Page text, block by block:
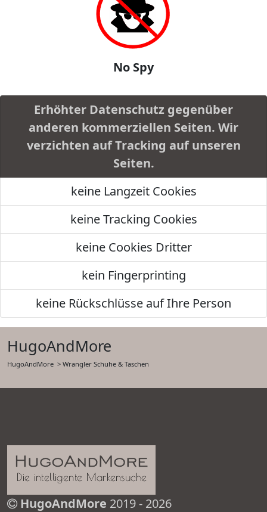
No Spy
Erhöhter Datenschutz gegenüber
anderen kommerziellen Seiten. Wir
verzichten auf Tracking auf unseren
Seiten.
keine Langzeit Cookies
keine Tracking Cookies
keine Cookies Dritter
kein Fingerprinting
keine Rückschlüsse auf Ihre Person
HugoAndMore
HugoAndMore > Wrangler Schuhe & Taschen
HugoAndMore 2019 - 2026